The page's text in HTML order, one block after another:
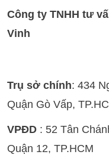
Công ty TNHH tư
Vinh
Trụ sở chính: 434
Quận Gò Vấp,
VPĐD : 52 Tân
Quận 12, TP.HCM